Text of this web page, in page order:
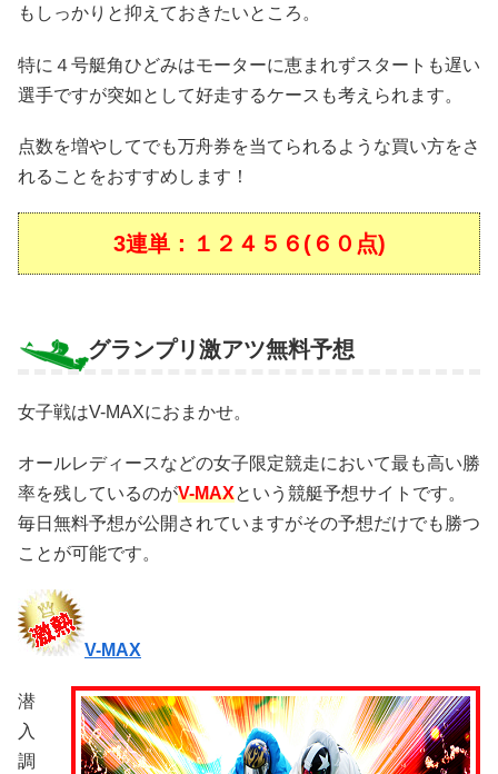
もしっかりと抑えておきたいところ。
特に４号艇角ひどみはモーターに恵まれずスタートも遅い
選手ですが突如として好走するケースも考えられます。
点数を増やしてでも万舟券を当てられるような買い方をさ
れることをおすすめします！
3連単：１２４５６(６０点)
グランプリ激アツ無料予想
女子戦はV-MAXにおまかせ。
オールレディースなどの女子限定競走において最も高い勝
率を残しているのがV-MAXという競艇予想サイトです。
毎日無料予想が公開されていますがその予想だけでも勝つ
ことが可能です。
V-MAX
潜
入
調